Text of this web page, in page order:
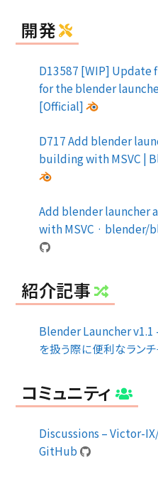
開発
D13587 [WIP]
for the blender
[Official]
D717 Add blender
building with MSVC |
Add blender launcher
with MSVC · blender/
紹介記事
Blender Launcher v1.1
を扱う際に便利なランチ
コミュニティ
Discussions – Victor-
GitHub